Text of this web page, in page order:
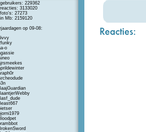
229362
3133020
27273
Mb: 2159120
op 09-08:
o